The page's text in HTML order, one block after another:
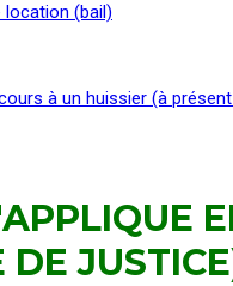
(bail)
à un huissier (à
DE